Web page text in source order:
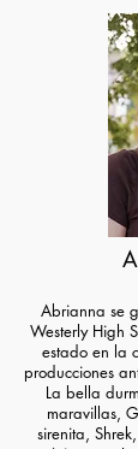
Abrianna se
Westerly High
estado en la
producciones
La bella
maravillas,
sirenita,